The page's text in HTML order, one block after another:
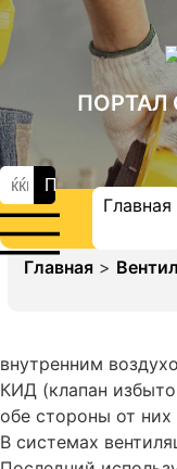
ПОРТАЛ
Главная
Главная >
внутренним
КИД (клапан
обе стороны от
В системах